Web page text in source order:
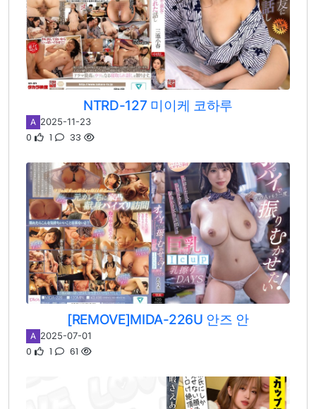
NTRD-127 미이케 코하루
A 2025-11-23
0 1 33
[REMOVE]MIDA-226U 안즈 안
A 2025-07-01
0 1 61